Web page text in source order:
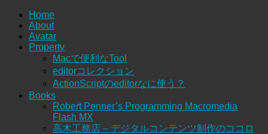
Home
About
Avatar
Property
Macで便利なTool
editorコレクション
ActionScriptのeditorなに使う？
Books
Robert Penner’s Programming Macromedia
Flash MX
高木工務店 – デジタルコンテンツ制作のココロ